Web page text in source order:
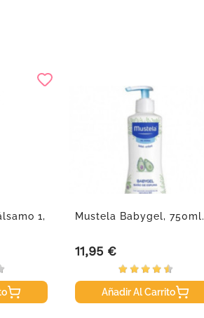
1,
Mustela Babygel, 750ml.
Precio
11,95 €
Añadir Al Carrito